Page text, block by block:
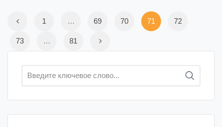
1 … 69 70 71 72
73 … 81
Искать: